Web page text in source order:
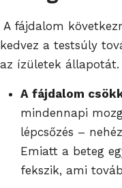
A fájdalom
kedvez a testsúly
az ízületek állapotát.
A fájdalom
mindennapi
lépcsőzés –
Emiatt a beteg
fekszik, ami